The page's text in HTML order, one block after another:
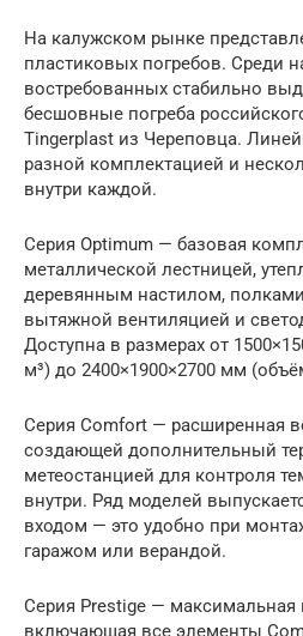
На калужском рынке
пластиковых погребов. Среди
востребованных стабильно
бесшовные погреба
Tingerplast из Череповца.
разной комплектацией и
внутри каждой.
Серия Optimum — базовая
металлической лестницей,
деревянным настилом,
вытяжной вентиляцией и
Доступна в размерах от
м³) до 2400×1900×2700 мм
Серия Comfort — расширенная
создающей дополнительный
метеостанцией для контроля
внутри. Ряд моделей
входом — это удобно при
гаражом или верандой.
Серия Prestige — максимальная
включающая все элементы